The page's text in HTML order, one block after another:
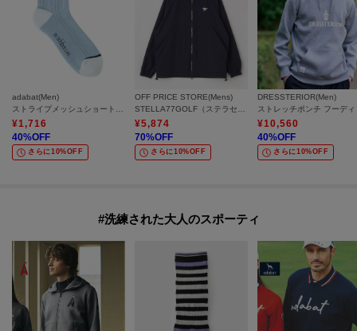
adabat(Men)
ストライプメッシュショートソックス
¥1,716
40%OFF
さらに10%OFF
OFF PRICE STORE(Mens)
STELLA77GOLF（ステラセブンティーセブン） WxバリアZIPパーカー【SALE/セール/オフプライス/カジュアル/デイリー/トレンド/ユニセックス】
¥5,874
70%OFF
さらに10%OFF
DRESSTERIOR(Men)
ストレッチポンチ フーディ
¥10,560
40%OFF
さらに10%OFF
#洗練された大人のスポーティ